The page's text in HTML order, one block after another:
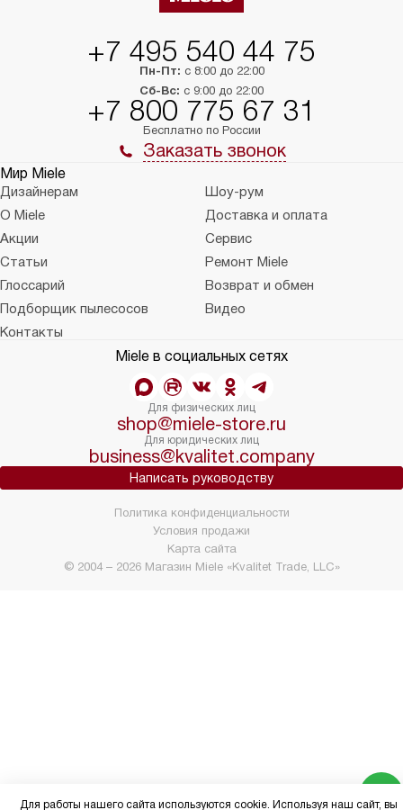
+7 495 540 44 75
Пн-Пт: с 8:00 до 22:00
Сб-Вс: с 9:00 до 22:00
+7 800 775 67 31
Бесплатно по России
Заказать звонок
Мир Miele
Дизайнерам
Шоу-рум
О Miele
Доставка и оплата
Акции
Сервис
Статьи
Ремонт Miele
Глоссарий
Возврат и обмен
Подборщик пылесосов
Видео
Контакты
Miele в социальных сетях
Для физических лиц
shop@miele-store.ru
Для юридических лиц
business@kvalitet.company
Написать руководству
© 2004 – 2026 Магазин Miele «Kvalitet Trade, LLC»
Политика конфиденциальности
Условия продажи
Карта сайта
Для работы нашего сайта используются cookie. Используя наш сайт, вы